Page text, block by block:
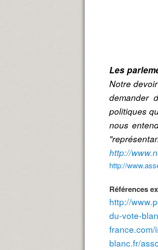
Les
Notre
demander
politiques
nous
http://
http://
Références
http://
du-vote-
france.com/
blanc.fr/